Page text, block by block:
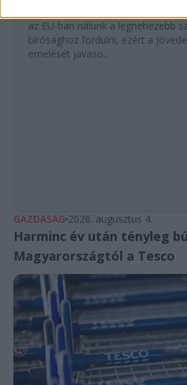
az EU-ban nálunk a legnehezebb
bírósághoz fordulni, ezért a
emelését javaso...
GAZDASÁG 2026. augusztus 4.
Harminc év után tényleg
Magyarországtól a Tesco